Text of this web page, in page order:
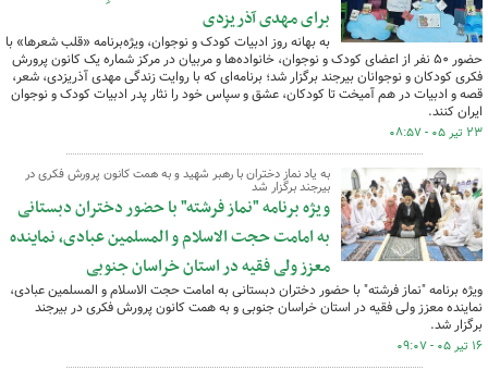
برای مهدی آذریزدی
به بهانه روز ادبیات کودک و نوجوان، ویژه‌برنامه «قلب شعرها» با
حضور ۵۰ نفر از اعضای کودک و نوجوان، خانواده‌ها و مربیان در مرکز شماره یک کانون پرورش
فکری کودکان و نوجوانان بیرجند برگزار شد؛ برنامه‌ای که با روایت زندگی مهدی آذریزدی، شعر،
قصه و ادبیات در هم آمیخت تا کودکان، عشق و سپاس خود را نثار پدر ادبیات کودک و نوجوان
ایران کنند.
۲۳ تیر ۰۵ - ۰۸:۵۷
به یاد نماز دختران با رهبر شهید و به همت کانون پرورش فکری در
بیرجند برگزار شد
ویژه برنامه "نماز فرشته" با حضور دختران دبستانی
به امامت حجت الاسلام و المسلمین عبادی، نماینده
معزز ولی فقیه در استان خراسان جنوبی
ویژه برنامه "نماز فرشته" با حضور دختران دبستانی به امامت حجت الاسلام و المسلمین عبادی،
نماینده معزز ولی فقیه در استان خراسان جنوبی و به همت کانون پرورش فکری در بیرجند
برگزار شد.
۱۶ تیر ۰۵ - ۰۹:۰۷